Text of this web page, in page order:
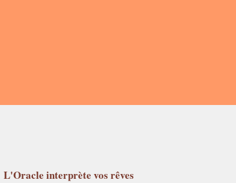
L'Oracle interprète vos rêves